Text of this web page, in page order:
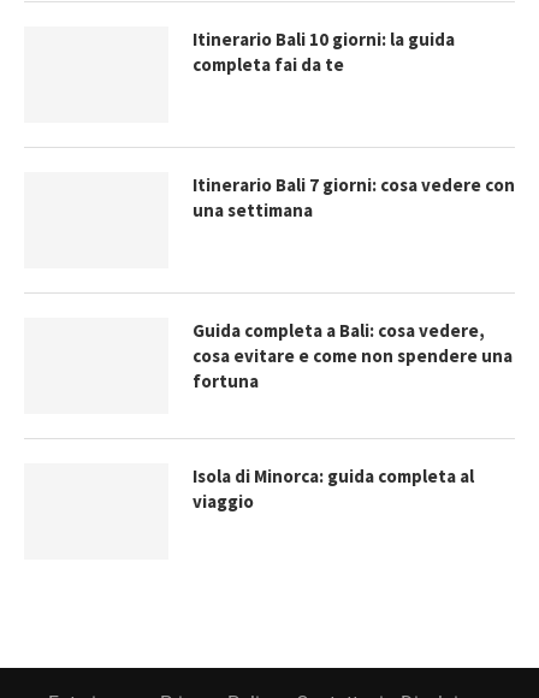
Itinerario Bali 10 giorni: la guida
completa fai da te
Itinerario Bali 7 giorni: cosa vedere con
una settimana
Guida completa a Bali: cosa vedere,
cosa evitare e come non spendere una
fortuna
Isola di Minorca: guida completa al
viaggio